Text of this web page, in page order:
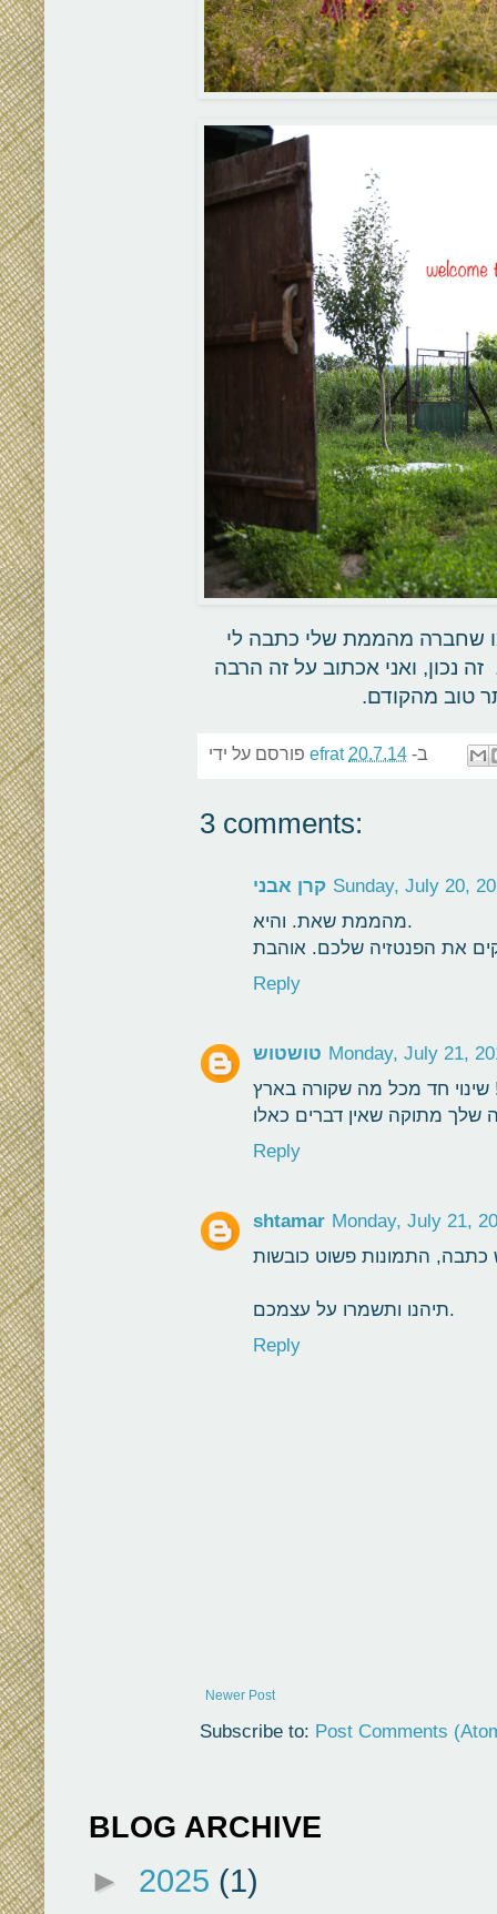
שחברה מהממת שלי כתבה לי
נכון, ואני אכתוב על זה הרבה
טוב מהקודם.
efrat ב- 20.7.14
3 comments:
קרן אבני Sunday, July 20,
מהממת שאת. והיא.
Reply
טושטוש Monday, July 21,
Reply
shtamar Monday, July 21,
תיהנו ותשמרו על עצמכם.
Reply
Newer Post
Subscribe to: Post Comments
BLOG ARCHIVE
► 2025 (1)